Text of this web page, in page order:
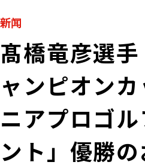
新闻
髙橋竜彦選
ャンピオン
ニアプロゴ
ント」優勝